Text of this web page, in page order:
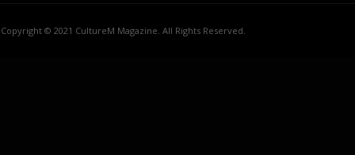
Copyright © 2021 CultureM Magazine. All Rights Reserved.